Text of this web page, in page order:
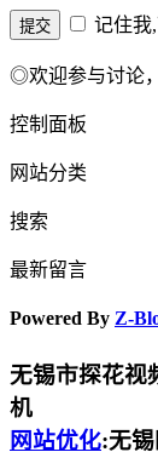
记住我
◎欢迎参与讨论
控制面板
网站分类
搜索
最新留言
Powered By Z-
无锡市探花视
机
网站优化:无